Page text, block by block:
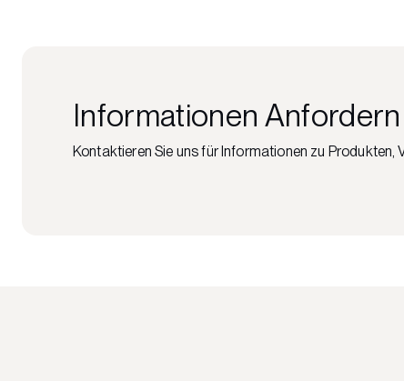
Informationen Anfordern
Kontaktieren Sie uns für Informationen zu